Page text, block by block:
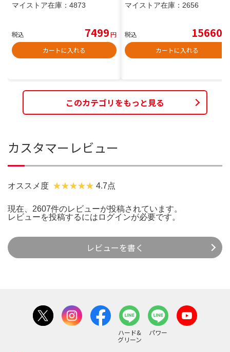
マイストア在庫： 4873
税込 7499円
カートに入れる
マイストア在庫： 2656
税込 15660
カートに入れる
このカテゴリをもっと見る
カスタマーレビュー
オススメ度 4.7点
現在、2607件のレビューが投稿されています。
レビューを投稿するには ログインが必要です。
レビューを書く
ハード&
グリーン
パワー